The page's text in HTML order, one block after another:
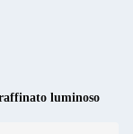
luminoso